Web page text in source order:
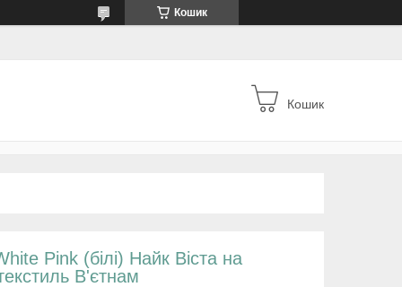
Кошик
Кошик
Pink (білі) Найк Віста на
текстиль В'єтнам